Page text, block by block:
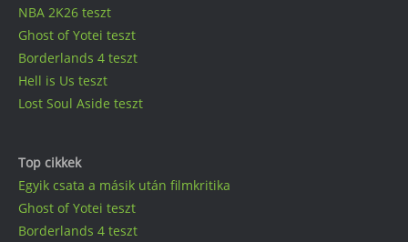
NBA 2K26 teszt
Ghost of Yotei teszt
Borderlands 4 teszt
Hell is Us teszt
Lost Soul Aside teszt
Top cikkek
Egyik csata a másik után filmkritika
Ghost of Yotei teszt
Borderlands 4 teszt